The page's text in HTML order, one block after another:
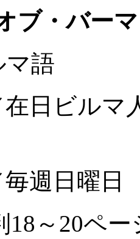
ブ・バー
マ語
日ビルマ
毎週日曜
18～20ペ